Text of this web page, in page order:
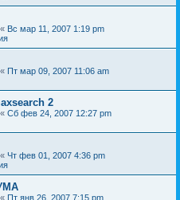
« Вс мар 11, 2007 1:19 pm
« Пт мар 09, 2007 11:06 am
2
« Сб фев 24, 2007 12:27 pm
« Чт фев 01, 2007 4:36 pm
« Пт янв 26, 2007 7:15 pm